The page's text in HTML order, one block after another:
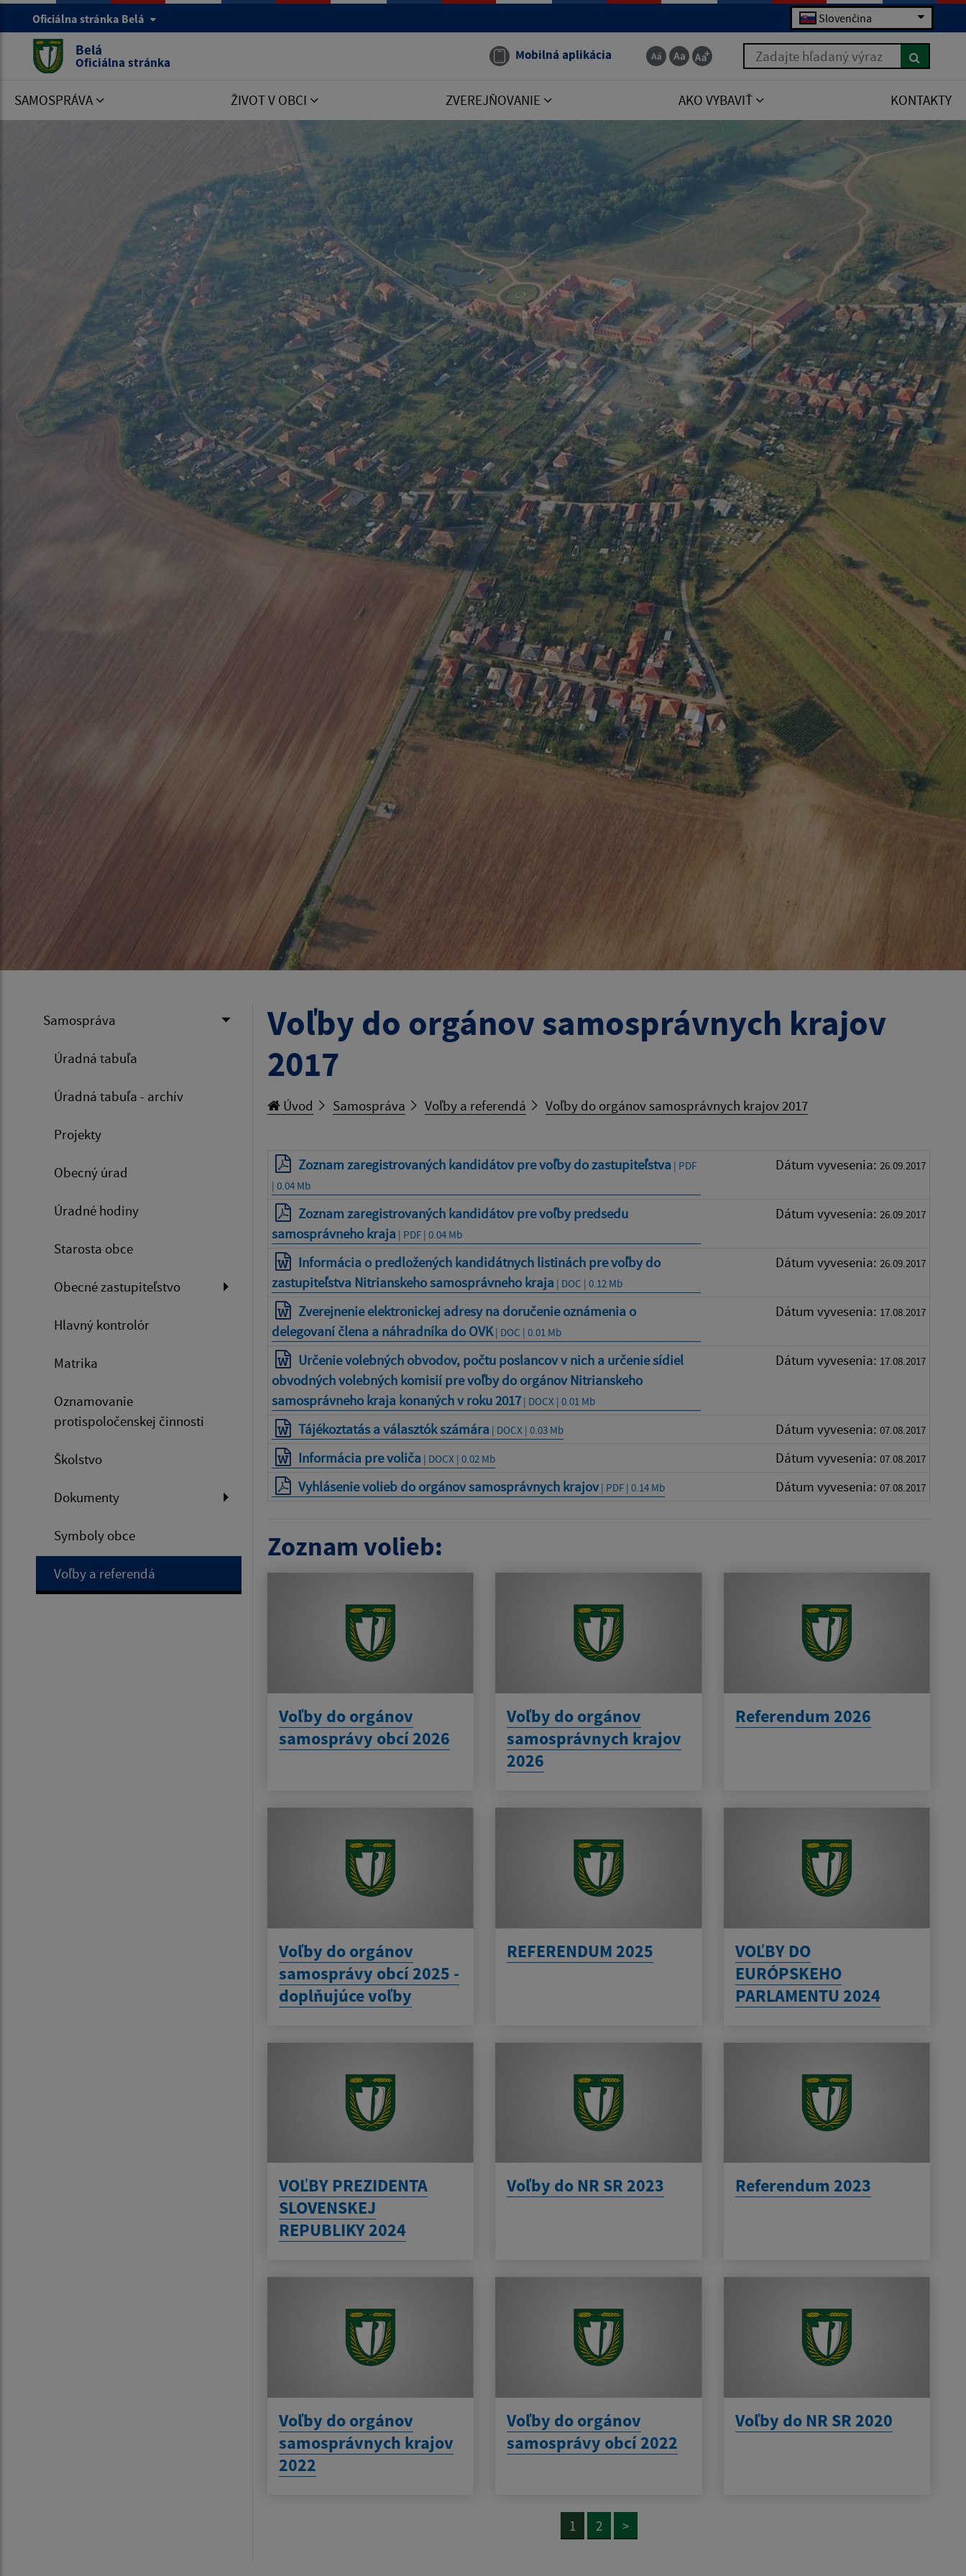
Oficiálna stránka Belá Slovenčina
Belá
Oficiálna stránka Mobilná aplikácia Zadajte hľadaný výraz
SAMOSPRÁVA ŽIVOT V OBCI ZVEREJŇOVANIE AKO VYBAVIŤ KONTAKTY
Samospráva
Úradná tabuľa
Úradná tabuľa - archív
Projekty
Obecný úrad
Úradné hodiny
Starosta obce
Obecné zastupiteľstvo
Hlavný kontrolór
Matrika
Oznamovanie
protispoločenskej činnosti
Školstvo
Dokumenty
Symboly obce
Voľby a referendá
Voľby do orgánov samosprávnych krajov
2017
Úvod Samospráva Voľby a referendá Voľby do orgánov samosprávnych krajov 2017
Zoznam zaregistrovaných kandidátov pre voľby do zastupiteľstva | PDF
| 0.04 Mb
Dátum vyvesenia: 26.09.2017
Zoznam zaregistrovaných kandidátov pre voľby predsedu
samosprávneho kraja | PDF | 0.04 Mb
Dátum vyvesenia: 26.09.2017
Informácia o predložených kandidátnych listinách pre voľby do
zastupiteľstva Nitrianskeho samosprávneho kraja | DOC | 0.12 Mb
Dátum vyvesenia: 26.09.2017
Zverejnenie elektronickej adresy na doručenie oznámenia o
delegovaní člena a náhradníka do OVK| DOC | 0.01 Mb
Dátum vyvesenia: 17.08.2017
Určenie volebných obvodov, počtu poslancov v nich a určenie sídiel
obvodných volebných komisií pre voľby do orgánov Nitrianskeho
samosprávneho kraja konaných v roku 2017| DOCX | 0.01 Mb
Dátum vyvesenia: 17.08.2017
Tájékoztatás a választók számára | DOCX | 0.03 Mb Dátum vyvesenia: 07.08.2017
Informácia pre voliča | DOCX | 0.02 Mb Dátum vyvesenia: 07.08.2017
Vyhlásenie volieb do orgánov samosprávnych krajov| PDF | 0.14 Mb Dátum vyvesenia: 07.08.2017
Zoznam volieb:
Voľby do orgánov
samosprávy obcí 2026
Voľby do orgánov
samosprávnych krajov
2026
Referendum 2026
Voľby do orgánov
samosprávy obcí 2025 -
doplňujúce voľby
REFERENDUM 2025
VOĽBY DO
EURÓPSKEHO
PARLAMENTU 2024
VOĽBY PREZIDENTA
SLOVENSKEJ
REPUBLIKY 2024
Voľby do NR SR 2023 Referendum 2023
Voľby do orgánov
samosprávnych krajov
2022
Voľby do orgánov
samosprávy obcí 2022
Voľby do NR SR 2020
1 2 >